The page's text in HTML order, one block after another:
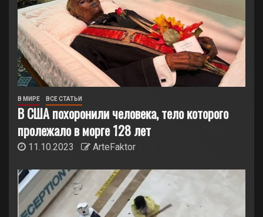
В МИРЕ ВСЕ СТАТЬИ
В США похоронили человека, тело которого
пролежало в морге 128 лет
11.10.2023 ArteFaktor